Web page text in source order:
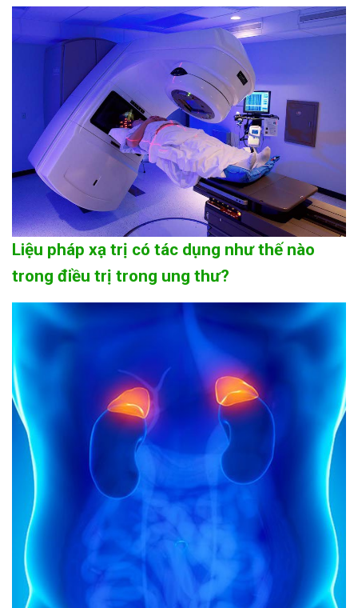
Liệu pháp xạ trị có tác dụng như thế nào
trong điều trị trong ung thư?